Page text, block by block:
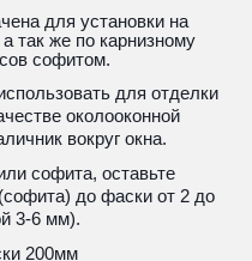
для установки на
так же по карнизному
софитом.
для отделки
околооконной
вокруг окна.
софита, оставьте
до фаски от 2 до
3-6 мм).
200мм